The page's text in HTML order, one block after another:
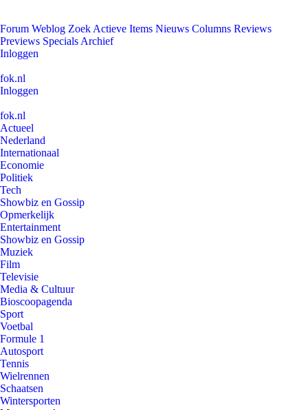
Forum Weblog Zoek Actieve Items Nieuws Columns Reviews
Previews Specials Archief
Inloggen
fok.nl
Inloggen
fok.nl
Actueel
Nederland
Internationaal
Economie
Politiek
Tech
Showbiz en Gossip
Opmerkelijk
Entertainment
Showbiz en Gossip
Muziek
Film
Televisie
Media & Cultuur
Bioscoopagenda
Sport
Voetbal
Formule 1
Autosport
Tennis
Wielrennen
Schaatsen
Wintersporten